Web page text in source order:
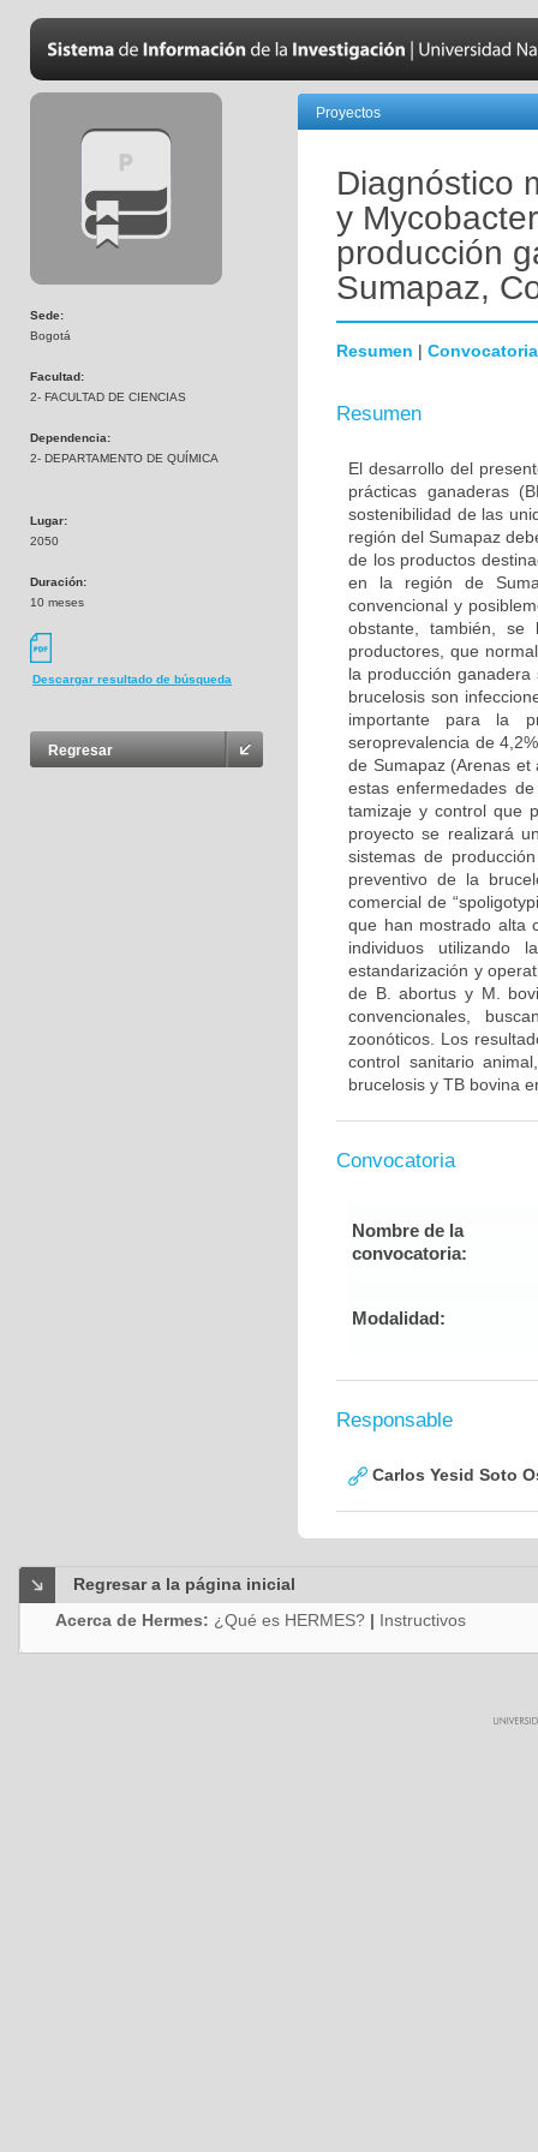
Sede:
Bogotá
Facultad:
2- FACULTAD DE CIENCIAS
Dependencia:
2- DEPARTAMENTO DE QUÍMICA
Lugar:
2050
Duración:
10 meses
Descargar resultado de búsqueda
Regresar
Proyectos
Diagnóstico
y
producción
Sumapaz,
Resumen | Convocatoria
Resumen
El desarrollo del
prácticas ganaderas
sostenibilidad de las
región del Sumapaz
de los productos
en la región de
convencional y
obstante, también, se
productores, que
la producción
brucelosis son
importante para la
seroprevalencia de
de Sumapaz (Arenas et
estas enfermedades
tamizaje y control que
proyecto se realizará
sistemas de
preventivo de la
comercial de
que han mostrado alta
individuos
estandarización y
de B. abortus y M.
convencionales,
zoonóticos. Los
control sanitario
brucelosis y TB bovina
Convocatoria
Nombre de la
convocatoria:
Modalidad:
Responsable
Carlos Yesid Soto
Regresar a la página inicial
Acerca de Hermes: ¿Qué es HERMES? | Instructivos